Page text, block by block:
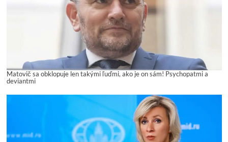
Matovič sa obklopuje len takými ľuďmi, ako je on sám! Psychopatmi a
deviantmi